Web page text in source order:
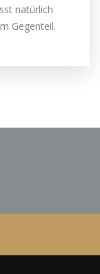
natürlich
Gegenteil.